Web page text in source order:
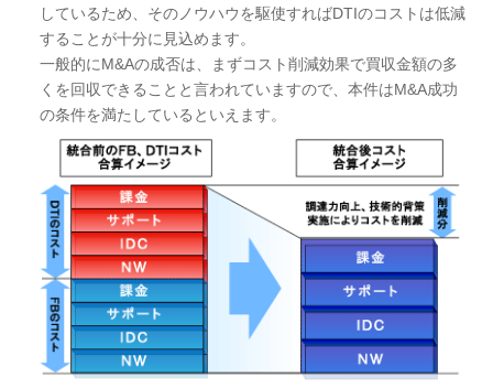
しているため、そのノウハウを駆使すればDTIのコストは低減
することが十分に見込めます。
一般的にM&Aの成否は、まずコスト削減効果で買収金額の多
くを回収できることと言われていますので、本件はM&A成功
の条件を満たしているといえます。